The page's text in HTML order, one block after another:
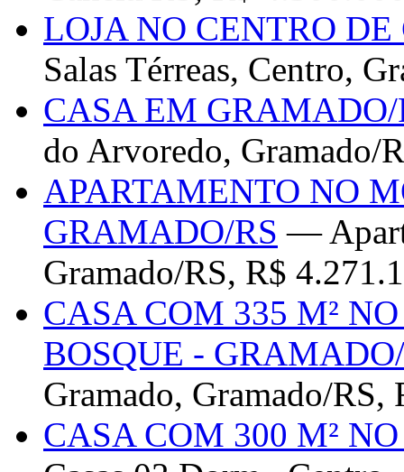
LOJA NO CENTRO
Salas Térreas, Centro,
CASA EM GRAMADO/
do Arvoredo, Gramado/
APARTAMENTO NO
GRAMADO/RS —
Gramado/RS, R$
CASA COM 335 M²
BOSQUE -
Gramado, Gramado/RS,
CASA COM 300 M²